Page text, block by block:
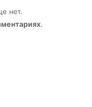
нет.
.